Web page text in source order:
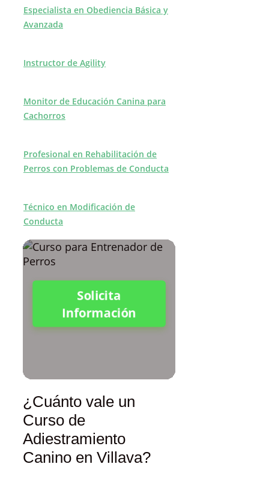
Especialista en Obediencia Básica y
Avanzada
Instructor de Agility
Monitor de Educación Canina para
Cachorros
Profesional en Rehabilitación de
Perros con Problemas de Conducta
Técnico en Modificación de
Conducta
Solicita
Información
¿Cuánto vale un
Curso de
Adiestramiento
Canino en Villava?